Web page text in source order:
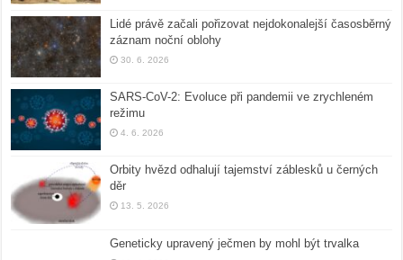
Lidé právě začali pořizovat nejdokonalejší časosběrný
záznam noční oblohy
30. 6. 2026
SARS-CoV-2: Evoluce při pandemii ve zrychleném
režimu
4. 6. 2026
Orbity hvězd odhalují tajemství záblesků u černých
děr
13. 5. 2026
Geneticky upravený ječmen by mohl být trvalka